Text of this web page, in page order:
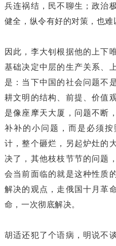
兵连祸结，民不聊生；政治
健全，纵令有好的对策，也难
因此，李大钊根据他的上下
基础决定中层的生产关系、
是：当下中国的社会问题不
耕文明的结构、前提、价值
是像座摩天大厦，问题不断
补补的小问题，而是必须
计，整个砸烂，另起炉灶的
决了，其他枝枝节节的问题
会当前面临的就是这种性质
解决的观点，走俄国十月革
命，一次彻底解决。
胡适还犯了个语病，明说不